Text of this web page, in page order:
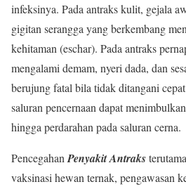
infeksinya. Pada antraks kulit, gejala
gigitan serangga yang berkembang
kehitaman (eschar). Pada antraks
mengalami demam, nyeri dada, dan
berujung fatal bila tidak ditangani
saluran pencernaan dapat
hingga perdarahan pada saluran cerna.
PencegahanPenyakit Antraks
vaksinasi hewan ternak, pengawasan